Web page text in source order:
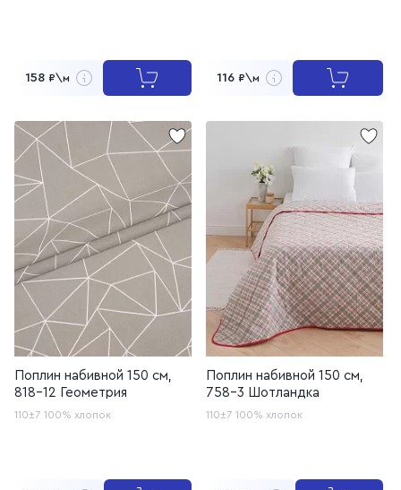
158 ₽\м 116 ₽\м
Поплин набивной 150 см,
818-12 Геометрия
110±7 100% хлопок
Поплин набивной 150 см,
758-3 Шотландка
110±7 100% хлопок